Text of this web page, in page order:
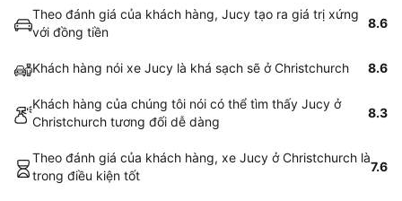
Theo đánh giá của khách hàng, Jucy tạo ra giá trị xứng
với đồng tiền
8.6
Khách hàng nói xe Jucy là khá sạch sẽ ở Christchurch 8.6
Khách hàng của chúng tôi nói có thể tìm thấy Jucy ở
Christchurch tương đối dễ dàng
8.3
Theo đánh giá của khách hàng, xe Jucy ở Christchurch là
trong điều kiện tốt
7.6